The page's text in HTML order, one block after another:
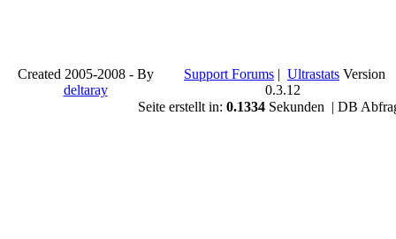
Created 2005-2008 - By
deltaray
Support Forums | Ultrastats Version
0.3.12
Seite erstellt in: 0.1334Sekunden | DB